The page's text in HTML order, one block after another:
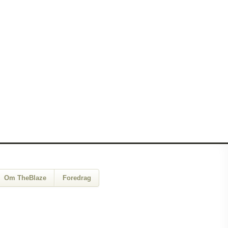
Om TheBlaze Foredrag